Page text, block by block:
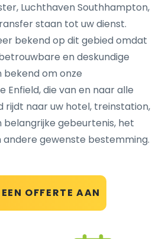
OFFERTE AAN
Luchthaven Southhampton,
staan tot uw dienst.
bekend op dit gebied omdat
en deskundige
bekend om onze
Enfield, die van en naar alle
rijdt naar uw hotel, treinstation,
belangrijke gebeurtenis, het
gewenste bestemming.